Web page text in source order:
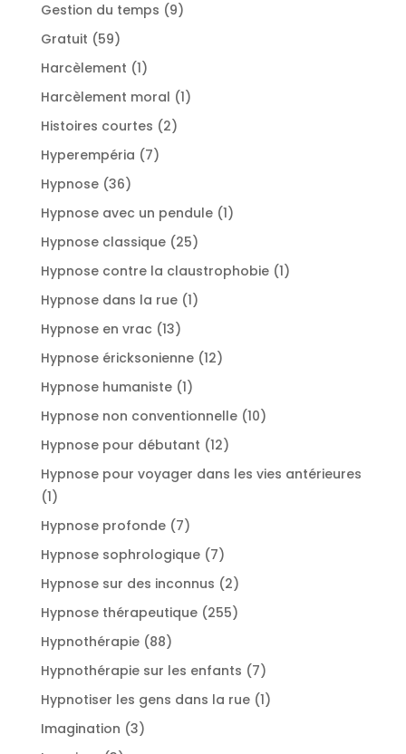
Gestion du temps 99
Gratuit 5959
produits
Harcèlement 11
produit
Harcèlement moral 11
Histoires courtes 22
Hyperempéria 77
Hypnose 3636
Hypnose avec un pendule 11
Hypnose classique 2525
produits
Hypnose contre la claustrophobie 11
Hypnose dans la rue 11
Hypnose en vrac 1313
produits
Hypnose éricksonienne 1212
Hypnose humaniste 11
produit
Hypnose non conventionnelle 1010
Hypnose pour débutant 1212
produits
Hypnose pour voyager dans les vies antérieures
11
Hypnose profonde 77
produits
Hypnose sophrologique 77
produits
Hypnose sur des inconnus 22
produits
Hypnose thérapeutique 255255
Hypnothérapie 8888
produits
Hypnothérapie sur les enfants 77
produits
Hypnotiser les gens dans la rue 11
Imagination 33